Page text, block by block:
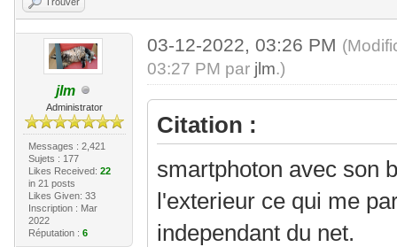
jlm
Administrator
Messages : 2,421
Sujets : 177
Likes Received: 22
in 21 posts
Likes Given: 33
Inscription : Mar
2022
Réputation : 6
03-12-2022, 03:26 PM
03:27 PM par jlm.)
Citation :
smartphoton avec son
l'exterieur ce qui me
independant du net.